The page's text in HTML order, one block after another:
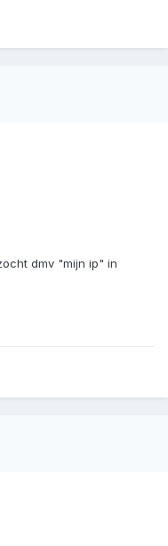
dmv "mijn ip" in